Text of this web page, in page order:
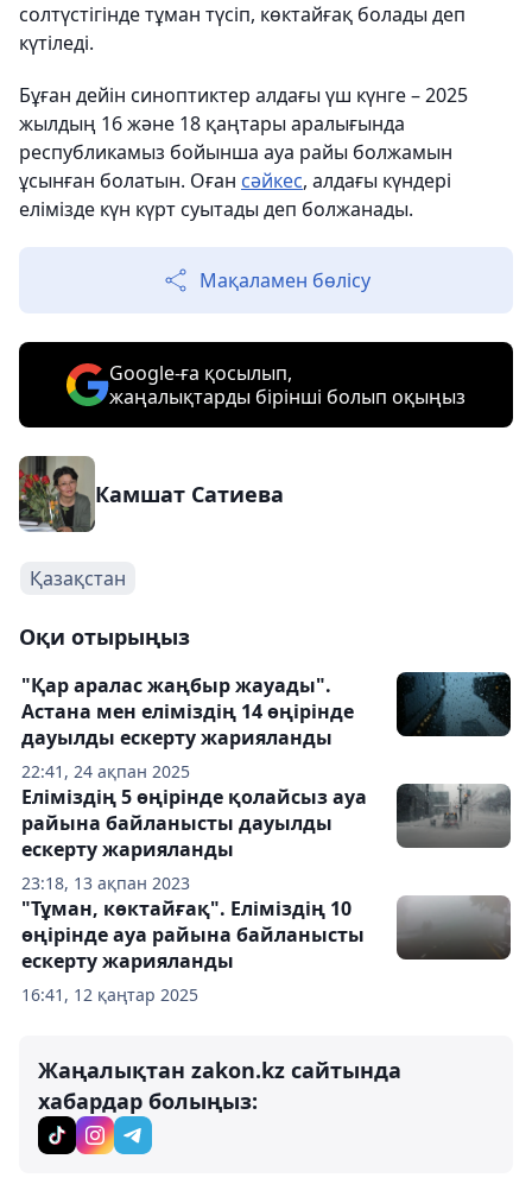
солтүстігінде тұман түсіп, көктайғақ болады деп
күтіледі.
Бұған дейін синоптиктер алдағы үш күнге – 2025
жылдың 16 және 18 қаңтары аралығында
республикамыз бойынша ауа райы болжамын
ұсынған болатын. Оған сәйкес, алдағы күндері
елімізде күн күрт суытады деп болжанады.
Мақаламен бөлісу
Google-ға қосылып,
жаңалықтарды бірінші болып оқыңыз
Камшат Сатиева
Қазақстан
Оқи отырыңыз
22:41, 24 ақпан 2025
"Қар аралас жаңбыр жауады".
Астана мен еліміздің 14 өңірінде
дауылды ескерту жарияланды
23:18, 13 ақпан 2023
Еліміздің 5 өңірінде қолайсыз ауа
райына байланысты дауылды
ескерту жарияланды
16:41, 12 қаңтар 2025
"Тұман, көктайғақ". Еліміздің 10
өңірінде ауа райына байланысты
ескерту жарияланды
Жаңалықтан zakon.kz сайтында
хабардар болыңыз: